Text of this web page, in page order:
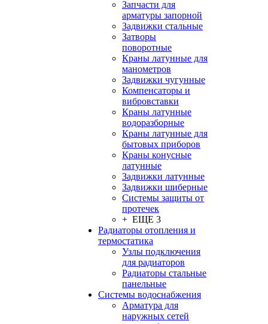
Запчасти для
арматуры запорной
Задвижки стальные
Затворы
поворотные
Краны латунные для
манометров
Задвижки чугунные
Компенсаторы и
вибровставки
Краны латунные
водоразборные
Краны латунные для
бытовых приборов
Краны конусные
латунные
Задвижки латунные
Задвижки шиберные
Системы защиты от
протечек
+ ЕЩЕ 3
Радиаторы отопления и
термостатика
Узлы подключения
для радиаторов
Радиаторы стальные
панельные
Системы водоснабжения
Арматура для
наружных сетей